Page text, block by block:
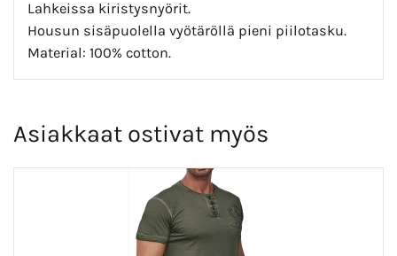
Lahkeissa kiristysnyörit.
Housun sisäpuolella vyötäröllä pieni piilotasku.
Material: 100% cotton.
Asiakkaat ostivat myös